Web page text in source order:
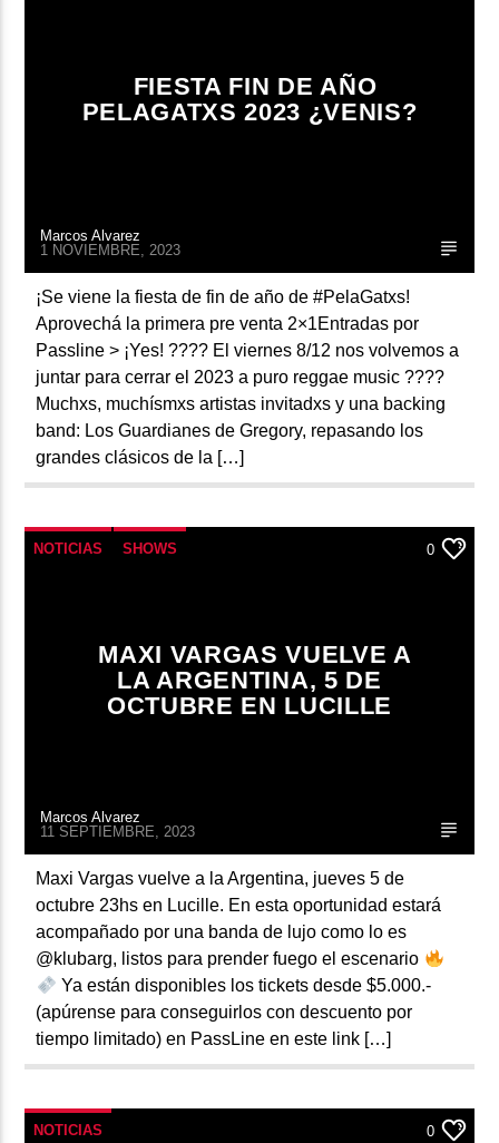
FIESTA FIN DE AÑO
PELAGATXS 2023 ¿VENIS?
Marcos Alvarez
1 NOVIEMBRE, 2023
¡Se viene la fiesta de fin de año de #PelaGatxs!
Aprovechá la primera pre venta 2×1Entradas por
Passline > ¡Yes! ???? El viernes 8/12 nos volvemos a
juntar para cerrar el 2023 a puro reggae music ????
Muchxs, muchísmxs artistas invitadxs y una backing
band: Los Guardianes de Gregory, repasando los
grandes clásicos de la […]
NOTICIAS SHOWS 0
MAXI VARGAS VUELVE A
LA ARGENTINA, 5 DE
OCTUBRE EN LUCILLE
Marcos Alvarez
11 SEPTIEMBRE, 2023
Maxi Vargas vuelve a la Argentina, jueves 5 de
octubre 23hs en Lucille. En esta oportunidad estará
acompañado por una banda de lujo como lo es
@klubarg, listos para prender fuego el escenario
Ya están disponibles los tickets desde $5.000.-
(apúrense para conseguirlos con descuento por
tiempo limitado) en PassLine en este link […]
NOTICIAS 0